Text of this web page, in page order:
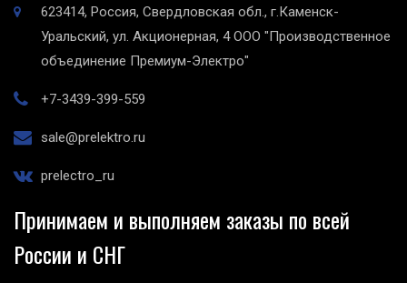
623414, Россия, Свердловская обл., г.Каменск-
Уральский, ул. Акционерная, 4 ООО "Производственное
объединение Премиум-Электро"
+7-3439-399-559
sale@prelektro.ru
prelectro_ru
Принимаем и выполняем заказы по всей
России и СНГ